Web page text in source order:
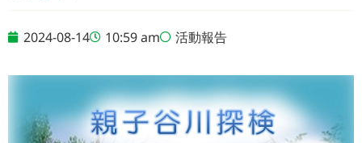
2024-08-14 10:59 am 活動報告